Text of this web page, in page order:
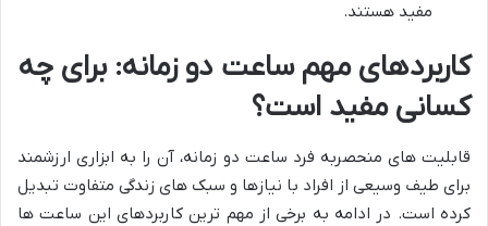
مفید هستند.
کاربردهای مهم ساعت دو زمانه: برای چه
کسانی مفید است؟
قابلیت های منحصربه فرد ساعت دو زمانه، آن را به ابزاری ارزشمند
برای طیف وسیعی از افراد با نیازها و سبک های زندگی متفاوت تبدیل
کرده است. در ادامه به برخی از مهم ترین کاربردهای این ساعت ها